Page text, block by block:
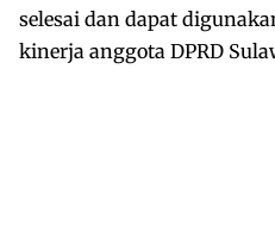
selesai dan dapat
kinerja anggota DPRD